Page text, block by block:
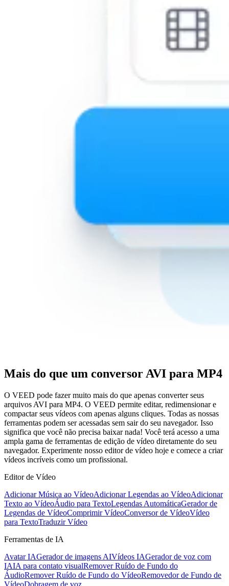
Mais do que um conversor AVI para MP4
O VEED pode fazer muito mais do que apenas converter seus
arquivos AVI para MP4. O VEED permite editar, redimensionar e
compactar seus vídeos com apenas alguns cliques. Todas as nossas
ferramentas podem ser acessadas sem sair do seu navegador. Isso
significa que você não precisa baixar nada! Você terá acesso a uma
ampla gama de ferramentas de edição de vídeo diretamente do seu
navegador. Experimente nosso editor de vídeo hoje e comece a criar
vídeos incríveis como um profissional.
Editor de Vídeo
Adicionar Música ao VídeoAdicionar Legendas ao VídeoAdicionar
Texto ao VídeoÁudio para TextoLegendas AutomáticaGerador de
Legendas de VídeoComprimir VídeoConversor de VídeoVídeo
para TextoTraduzir Vídeo
Ferramentas de IA
Avatar IAGerador de imagens AIVídeos IAGerador de voz com
IAIA para contato visualRemover Ruído de Fundo do
ÁudioRemover Ruído de Fundo do VídeoRemovedor de Fundo de
VídeoDobragem de voz